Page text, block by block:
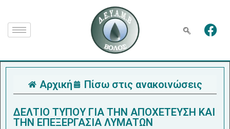
Αρχική Πίσω στις ανακοινώσεις
ΔΕΛΤΙΟ ΤΥΠΟΥ ΓΙΑ ΤΗΝ ΑΠΟΧΕΤΕΥΣΗ ΚΑΙ
ΤΗΝ ΕΠΕΞΕΡΓΑΣΙΑ ΛΥΜΑΤΩΝ